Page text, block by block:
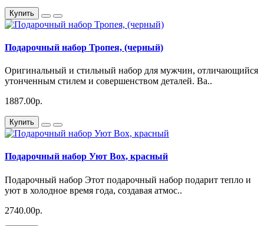
Купить
Подарочный набор Тропея, (черный)
Оригинальный и стильный набор для мужчин, отличающийся
утонченным стилем и совершенством деталей. Ва..
1887.00р.
Купить
Подарочный набор Уют Box, красный
Подарочный набор Этот подарочный набор подарит тепло и
уют в холодное время года, создавая атмос..
2740.00р.